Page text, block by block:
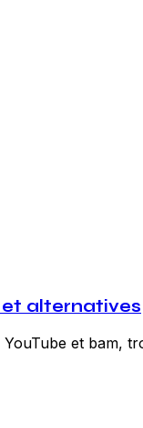
et alternatives
et bam,